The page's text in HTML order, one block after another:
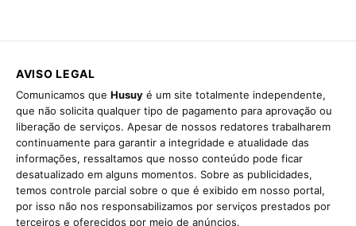
AVISO LEGAL
Comunicamos que Husuy é um site totalmente independente,
que não solicita qualquer tipo de pagamento para aprovação ou
liberação de serviços. Apesar de nossos redatores trabalharem
continuamente para garantir a integridade e atualidade das
informações, ressaltamos que nosso conteúdo pode ficar
desatualizado em alguns momentos. Sobre as publicidades,
temos controle parcial sobre o que é exibido em nosso portal,
por isso não nos responsabilizamos por serviços prestados por
terceiros e oferecidos por meio de anúncios.